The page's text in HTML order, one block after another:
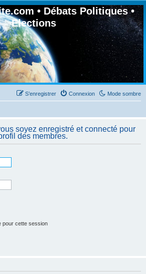
• Débats Politiques •
Elections
Mode sombre
Connexion
S’enregistrer
soyez enregistré et connecté pour
des membres.
pour cette session